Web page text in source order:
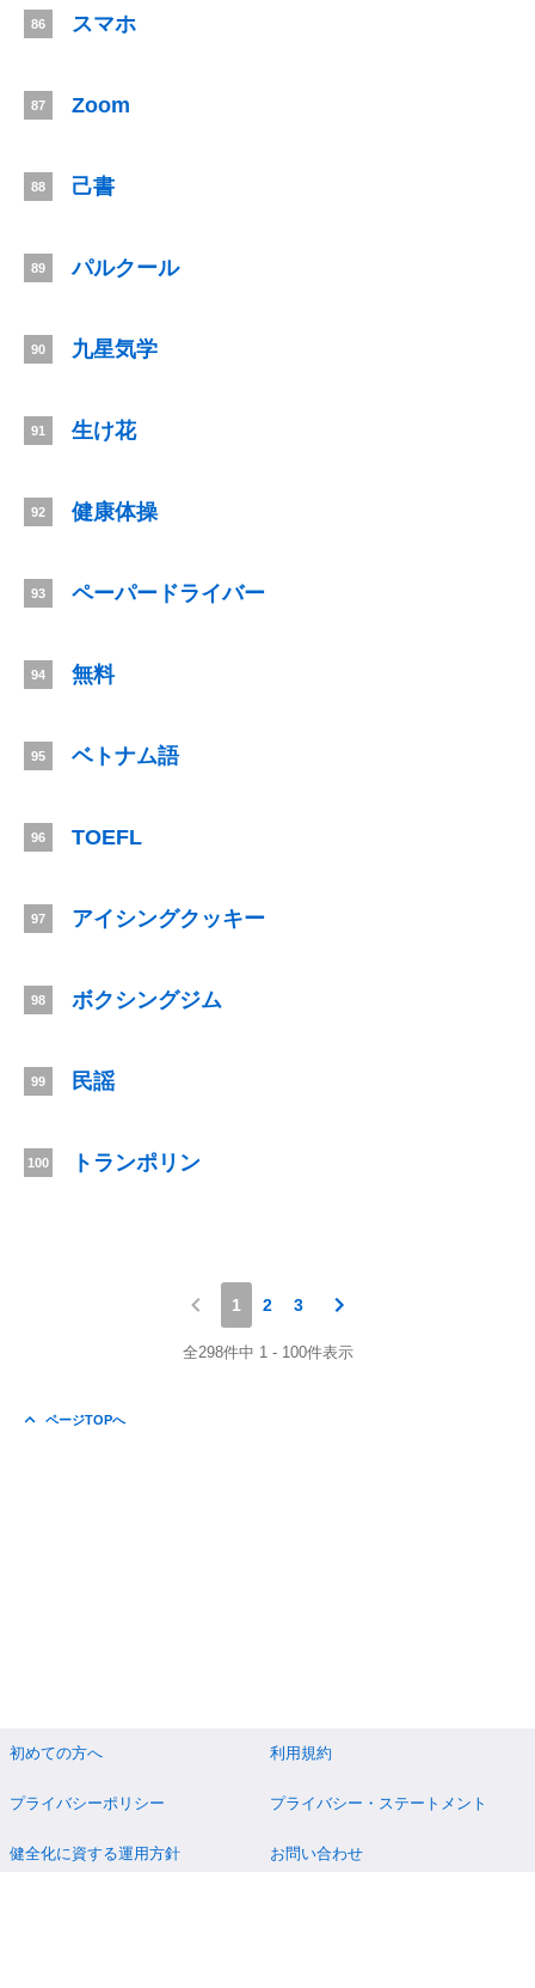
86 スマホ
87 Zoom
88 己書
89 パルクール
90 九星気学
91 生け花
92 健康体操
93 ペーパードライバー
94 無料
95 ベトナム語
96 TOEFL
97 アイシングクッキー
98 ボクシングジム
99 民謡
100 トランポリン
1 2 3
全298件中 1 - 100件表示
ページTOPへ
初めての方へ 利用規約
プライバシーポリシー プライバシー・ステートメント
健全化に資する運用方針 お問い合わせ